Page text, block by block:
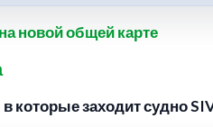
новой общей карте
которые заходит судно